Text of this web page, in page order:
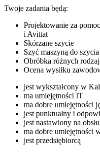
Twoje zadania będą:
Projektowanie za
i Avittat
Skórzane szycie
Szyć maszyną do szycia
Obróbka różnych
Ocena wysiłku
jest wykształcony w
ma umiejętności IT
ma dobre umiejętności
jest punktualny i
jest nastawiony na
ma dobre umiejętności
jest przedsiębiorcą